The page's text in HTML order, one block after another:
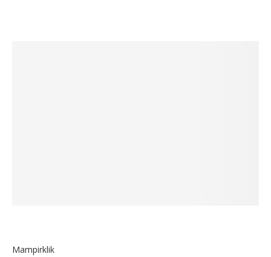
Mampirklik